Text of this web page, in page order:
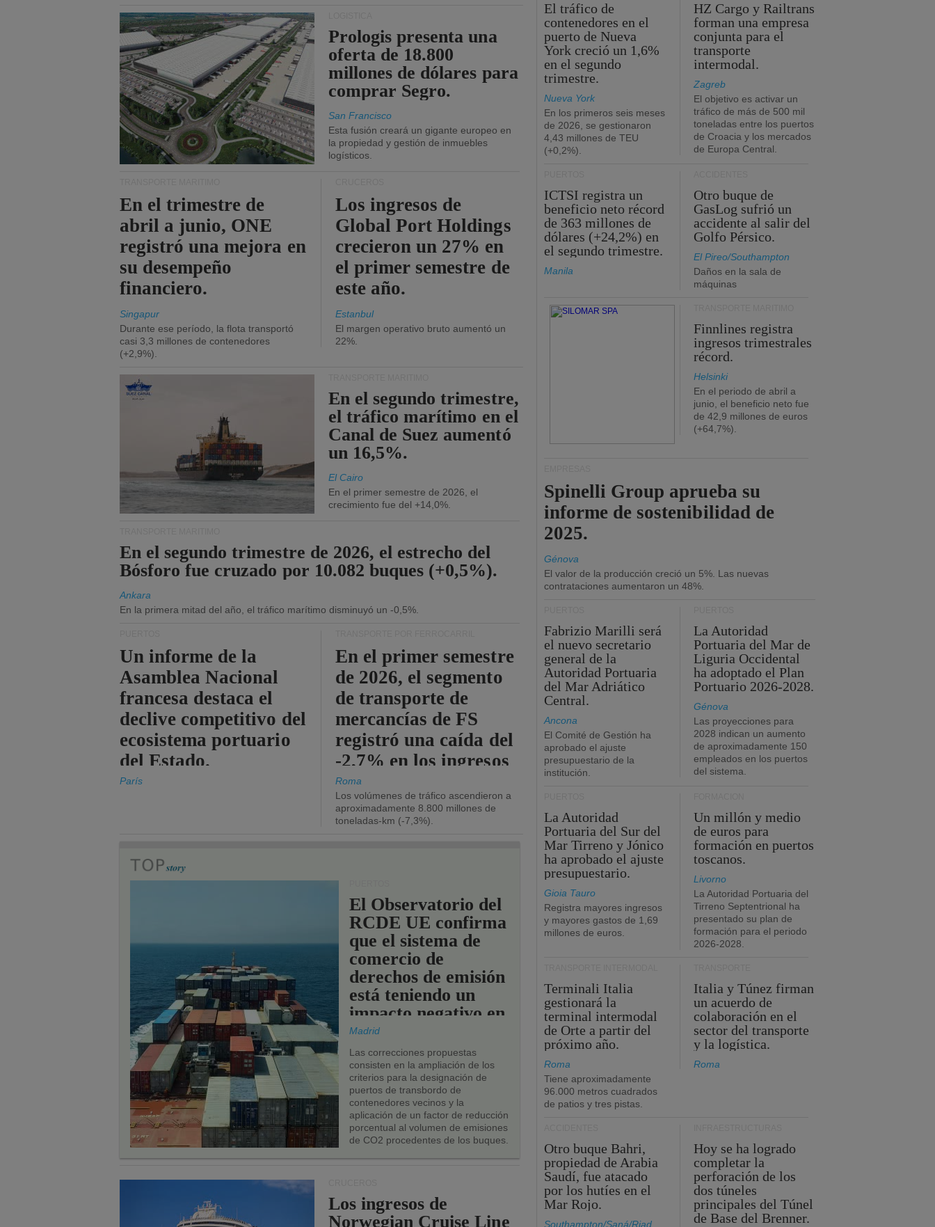
Prologis presenta una
oferta de 18.800
millones de dólares para
comprar Segro.
San Francisco
Esta fusión creará un gigante europeo en
la propiedad y gestión de inmuebles
logísticos.
En el trimestre de
abril a junio, ONE
registró una mejora en
su desempeño
financiero.
Singapur
Durante ese período, la flota transportó
casi 3,3 millones de contenedores
(+2,9%).
Los ingresos de
Global Port Holdings
crecieron un 27% en
el primer semestre de
este año.
Estanbul
El margen operativo bruto aumentó un
22%.
En el segundo trimestre,
el tráfico marítimo en el
Canal de Suez aumentó
un 16,5%.
El Cairo
En el primer semestre de 2026, el
crecimiento fue del +14,0%.
En el segundo trimestre de 2026, el estrecho del
Bósforo fue cruzado por 10.082 buques (+0,5%).
Ankara
En la primera mitad del año, el tráfico marítimo disminuyó un -0,5%.
Un informe de la
Asamblea Nacional
francesa destaca el
declive competitivo del
ecosistema portuario
del Estado.
París
En el primer semestre
de 2026, el segmento
de transporte de
mercancías de FS
registró una caída del
-2,7% en los ingresos
operativos.
Roma
Los volúmenes de tráfico ascendieron a
aproximadamente 8.800 millones de
toneladas-km (-7,3%).
El Observatorio del
RCDE UE confirma
que el sistema de
comercio de
derechos de emisión
está teniendo un
impacto negativo en
los puertos de la
UE.
Madrid
Las correcciones propuestas
consisten en la ampliación de los
criterios para la designación de
puertos de transbordo de
contenedores vecinos y la
aplicación de un factor de reducción
porcentual al volumen de emisiones
de CO2 procedentes de los buques.
Los ingresos de
Norwegian Cruise Line
El tráfico de
contenedores en el
puerto de Nueva
York creció un 1,6%
en el segundo
trimestre.
Nueva York
En los primeros seis meses
de 2026, se gestionaron
4,43 millones de TEU
(+0,2%).
HZ Cargo y Railtrans
forman una empresa
conjunta para el
transporte
intermodal.
Zagreb
El objetivo es activar un
tráfico de más de 500 mil
toneladas entre los puertos
de Croacia y los mercados
de Europa Central.
ICTSI registra un
beneficio neto récord
de 363 millones de
dólares (+24,2%) en
el segundo trimestre.
Manila
Otro buque de
GasLog sufrió un
accidente al salir del
Golfo Pérsico.
El Pireo/Southampton
Daños en la sala de
máquinas
Finnlines registra
ingresos trimestrales
récord.
Helsinki
En el periodo de abril a
junio, el beneficio neto fue
de 42,9 millones de euros
(+64,7%).
Spinelli Group aprueba su
informe de sostenibilidad de
2025.
Génova
El valor de la producción creció un 5%. Las nuevas
contrataciones aumentaron un 48%.
Fabrizio Marilli será
el nuevo secretario
general de la
Autoridad Portuaria
del Mar Adriático
Central.
Ancona
El Comité de Gestión ha
aprobado el ajuste
presupuestario de la
institución.
La Autoridad
Portuaria del Mar de
Liguria Occidental
ha adoptado el Plan
Portuario 2026-2028.
Génova
Las proyecciones para
2028 indican un aumento
de aproximadamente 150
empleados en los puertos
del sistema.
La Autoridad
Portuaria del Sur del
Mar Tirreno y Jónico
ha aprobado el ajuste
presupuestario.
Gioia Tauro
Registra mayores ingresos
y mayores gastos de 1,69
millones de euros.
Un millón y medio
de euros para
formación en puertos
toscanos.
Livorno
La Autoridad Portuaria del
Tirreno Septentrional ha
presentado su plan de
formación para el periodo
2026-2028.
Terminali Italia
gestionará la
terminal intermodal
de Orte a partir del
próximo año.
Roma
Tiene aproximadamente
96.000 metros cuadrados
de patios y tres pistas.
Italia y Túnez firman
un acuerdo de
colaboración en el
sector del transporte
y la logística.
Roma
Otro buque Bahri,
propiedad de Arabia
Saudí, fue atacado
por los hutíes en el
Mar Rojo.
Southampton/Saná/Riad
Hoy se ha logrado
completar la
perforación de los
dos túneles
principales del Túnel
de Base del Brenner.